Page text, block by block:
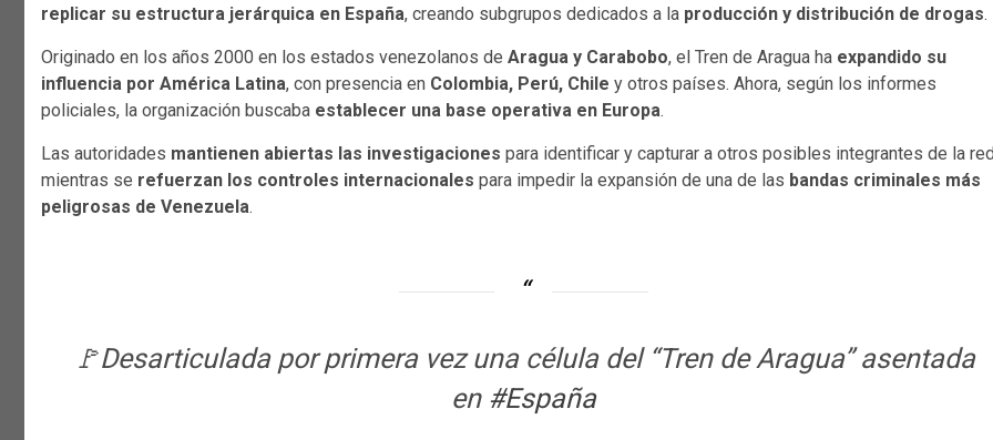
replicar su estructura jerárquica en España, creando subgrupos dedicados a la producción y distribución de drogas.
Originado en los años 2000 en los estados venezolanos de Aragua y Carabobo, el Tren de Aragua ha expandido su
influencia por América Latina, con presencia en Colombia, Perú, Chile y otros países. Ahora, según los informes
policiales, la organización buscaba establecer una base operativa en Europa.
Las autoridades mantienen abiertas las investigaciones para identificar y capturar a otros posibles integrantes de la
mientras se refuerzan los controles internacionales para impedir la expansión de una de las bandas criminales más
peligrosas de Venezuela.
🚩Desarticulada por primera vez una célula del “Tren de Aragua” asentada
en #España